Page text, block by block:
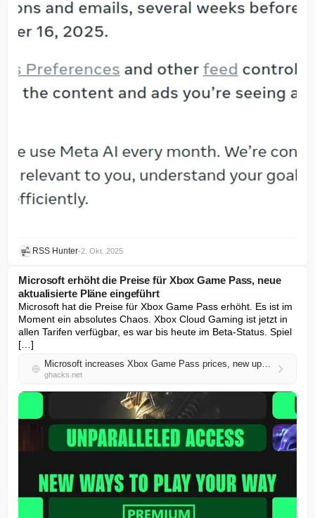
RSS Hunter•2. Okt. 2025
Microsoft erhöht die Preise für Xbox Game Pass, neue
aktualisierte Pläne eingeführt
Microsoft hat die Preise für Xbox Game Pass erhöht. Es ist im
Moment ein absolutes Chaos. Xbox Cloud Gaming ist jetzt in
allen Tarifen verfügbar, es war bis heute im Beta-Status. Spiel
[…]
Microsoft increases Xbox Game Pass prices, new updated plans introduced
ghacks.net